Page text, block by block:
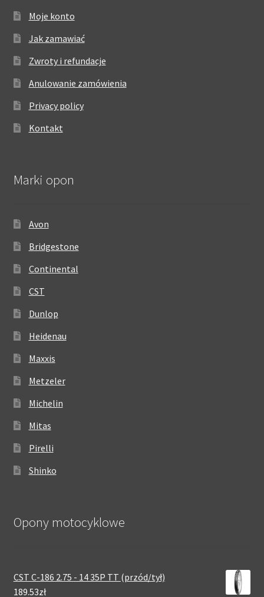
Moje konto
Jak zamawiać
Zwroty i refundacje
Anulowanie zamówienia
Privacy policy
Kontakt
Marki opon
Avon
Bridgestone
Continental
CST
Dunlop
Heidenau
Maxxis
Metzeler
Michelin
Mitas
Pirelli
Shinko
Opony motocyklowe
CST C-186 2.75 - 14 35P TT (przód/tył)
189.53zł